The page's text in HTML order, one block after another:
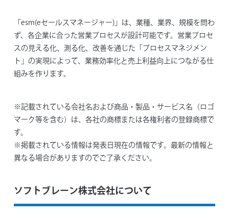
「esm(eセールスマネージャー)」は、業種、業界、規模を問わ
ず、各企業に合った営業プロセスが設計可能です。営業プロセ
スの見える化、測る化、改善を通じた「プロセスマネジメン
ト」の実現によって、業務効率化と売上利益向上につながる仕
組みを作ります。
※記載されている会社名および商品・製品・サービス名（ロゴ
マーク等を含む）は、各社の商標または各権利者の登録商標で
す。
※掲載されている情報は発表日現在の情報です。最新の情報と
異なる場合がありますのでご了承ください。
ソフトブレーン株式会社について